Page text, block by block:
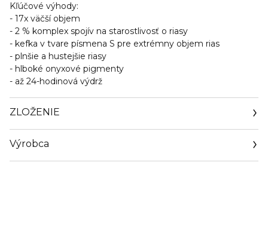
Kľúčové výhody:
- 17x väčší objem
- 2 % komplex spojív na starostlivosť o riasy
- kefka v tvare písmena S pre extrémny objem rias
- plnšie a hustejšie riasy
- hlboké onyxové pigmenty
- až 24-hodinová výdrž
ZLOŽENIE
Výrobca